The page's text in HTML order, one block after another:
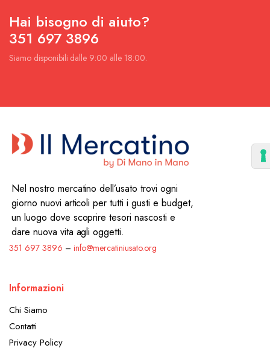
Hai bisogno di aiuto?
351 697 3896
Siamo disponibili dalle 9:00 alle 18:00.
Nel nostro mercatino dell’usato trovi ogni
giorno nuovi articoli per tutti i gusti e budget,
un luogo dove scoprire tesori nascosti e
dare nuova vita agli oggetti.
351 697 3896 – info@mercatiniusato.org
Informazioni
Chi Siamo
Contatti
Privacy Policy